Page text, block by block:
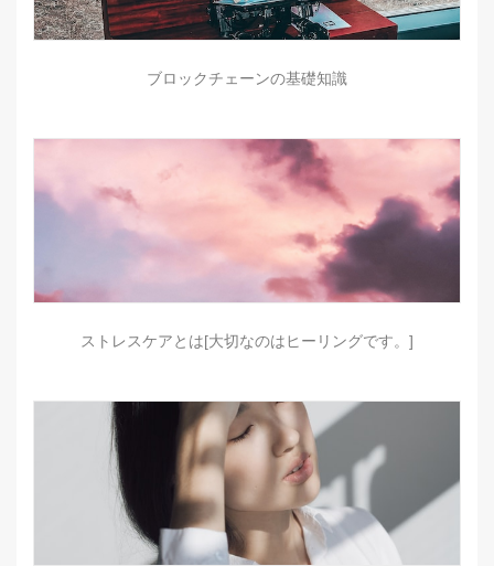
ブロックチェーンの基礎知識
ストレスケアとは[大切なのはヒーリングです。]